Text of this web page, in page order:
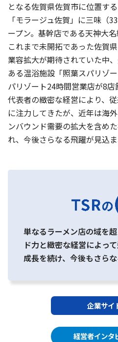
となる佐賀県佐賀市に位置す
「モラージュ佐賀」に三味（
ープン。基幹店である天神大
これまで未開拓であった佐賀
業容拡大が期待されていた中
ある温浴施設「照葉スパリゾ
パリゾート24時間営業店が8店
代表者の緻密な経営により、
に注力してきたが、近年は海
ンバウンド需要の拡大を含め
れ、今後さらなる飛躍が見込ま
単なるラーメン店の域を
ド力と緻密な経営によっ
成長を続け、今後もさら
企業サイ
経営者インタ